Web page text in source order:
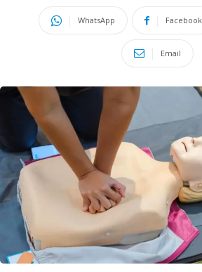
WhatsApp Facebook
Email